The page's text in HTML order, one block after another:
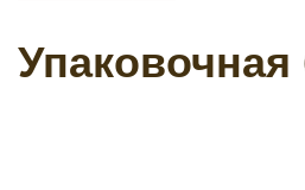
Упаковочная